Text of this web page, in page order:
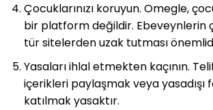
Çocuklarınızı koruyun. Omegle,
bir platform değildir. Ebeveynlerin
tür sitelerden uzak tutması
Yasaları ihlal etmekten kaçının.
içerikleri paylaşmak veya yasadışı
katılmak yasaktır.